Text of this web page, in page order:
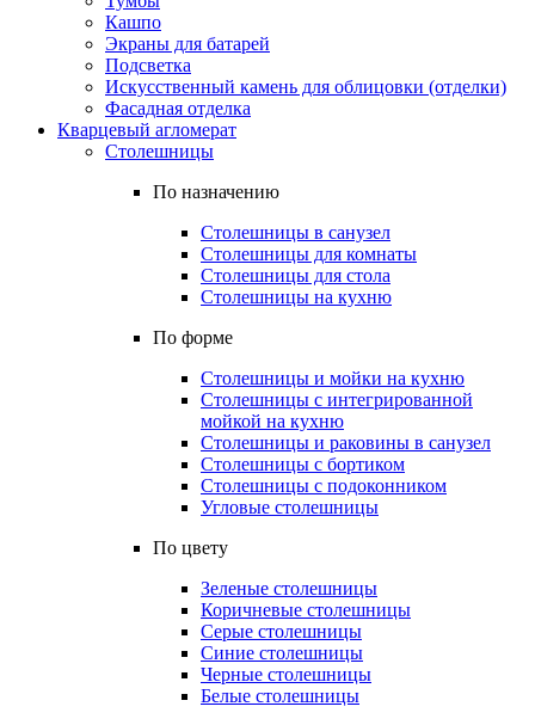
Кашпо
Экраны для батарей
Подсветка
Искусственный камень для облицовки (отделки)
Фасадная отделка
Кварцевый агломерат
Столешницы
По назначению
Столешницы в санузел
Столешницы для комнаты
Столешницы для стола
Столешницы на кухню
По форме
Столешницы и мойки на кухню
Столешницы с интегрированной
мойкой на кухню
Столешницы и раковины в санузел
Столешницы с бортиком
Столешницы с подоконником
Угловые столешницы
По цвету
Зеленые столешницы
Коричневые столешницы
Серые столешницы
Синие столешницы
Черные столешницы
Белые столешницы